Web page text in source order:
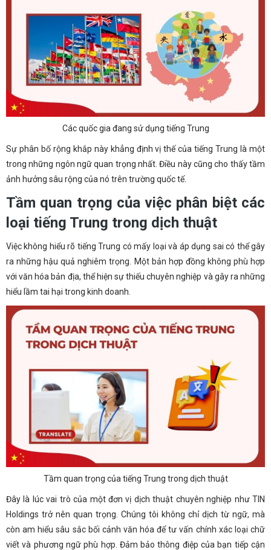
Các quốc gia đang sử dụng tiếng Trung
Sự phân bố rộng khắp này khẳng định vị thế của tiếng Trung là một
trong những ngôn ngữ quan trọng nhất. Điều này cũng cho thấy tầm
ảnh hưởng sâu rộng của nó trên trường quốc tế.
Tầm quan trọng của việc phân biệt các
loại tiếng Trung trong dịch thuật
Việc không hiểu rõ tiếng Trung có mấy loại và áp dụng sai có thể gây
ra những hậu quả nghiêm trọng. Một bản hợp đồng không phù hợp
với văn hóa bản địa, thể hiện sự thiếu chuyên nghiệp và gây ra những
hiểu lầm tai hại trong kinh doanh.
Tầm quan trọng của tiếng Trung trong dịch thuật
Đây là lúc vai trò của một đơn vị dịch thuật chuyên nghiệp như TIN
Holdings trở nên quan trọng. Chúng tôi không chỉ dịch từ ngữ, mà
còn am hiểu sâu sắc bối cảnh văn hóa để tư vấn chính xác loại chữ
viết và phương ngữ phù hợp. Đảm bảo thông điệp của bạn tiếp cận